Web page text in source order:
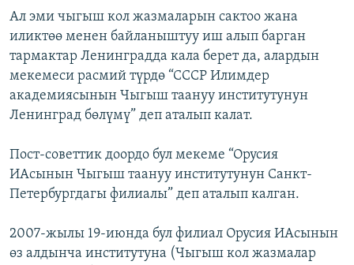
Ал эми чыгыш кол жазмаларын сактоо жана
иликтөө менен байланыштуу иш алып барган
тармактар Ленинградда кала берет да, алардын
мекемеси расмий түрдө “СССР Илимдер
академиясынын Чыгыш таануу институтунун
Ленинград бөлүмү” деп аталып калат.
Пост-советтик доордо бул мекеме “Орусия
ИАсынын Чыгыш таануу институтунун Санкт-
Петербургдагы филиалы” деп аталып калган.
2007-жылы 19-июнда бул филиал Орусия ИАсынын
өз алдынча институтуна (Чыгыш кол жазмалар